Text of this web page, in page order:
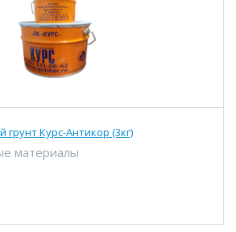
Курс-Антикор (3кг)
материалы